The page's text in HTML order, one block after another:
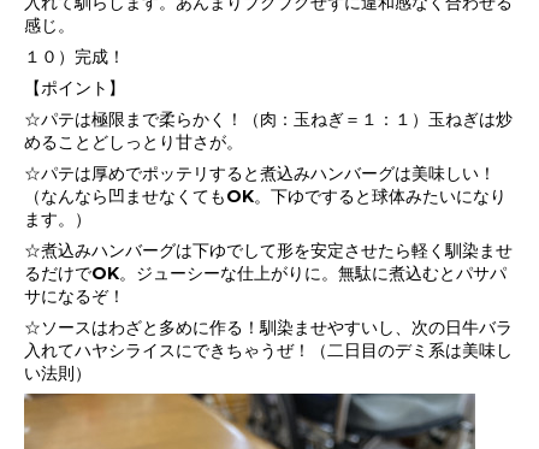
感じ。
１０）完成！
【ポイント】
☆パテは極限まで柔らかく！（肉：玉ねぎ＝１：１）玉ねぎは炒
めることどしっとり甘さが。
☆パテは厚めでポッテリすると煮込みハンバーグは美味しい！
（なんなら凹ませなくてもOK。下ゆですると球体みたいになり
ます。）
☆煮込みハンバーグは下ゆでして形を安定させたら軽く馴染ませ
るだけでOK。ジューシーな仕上がりに。無駄に煮込むとパサパ
サになるぞ！
☆ソースはわざと多めに作る！馴染ませやすいし、次の日牛バラ
入れてハヤシライスにできちゃうぜ！（二日目のデミ系は美味し
い法則）